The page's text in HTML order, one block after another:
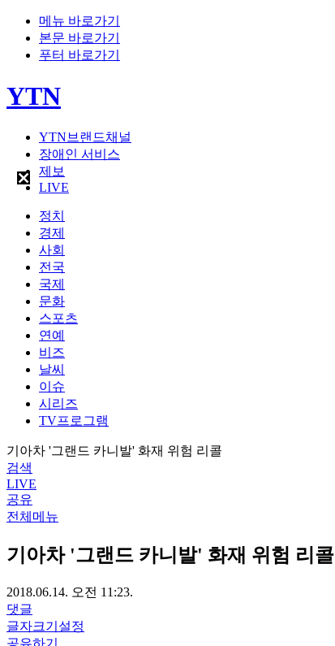
메뉴 바로가기
본문 바로가기
푸터 바로가기
YTN
YTN브랜드채널
장애인 서비스
제보
LIVE
정치
경제
사회
전국
국제
문화
스포츠
연예
비즈
날씨
이슈
시리즈
TV프로그램
기아차 '그랜드 카니발' 화재 위험 리콜
검색
LIVE
공유
전체메뉴
기아차 '그랜드 카니발' 화재 위험 리콜
2018.06.14. 오전 11:23.
댓글
글자크기설정
공유하기